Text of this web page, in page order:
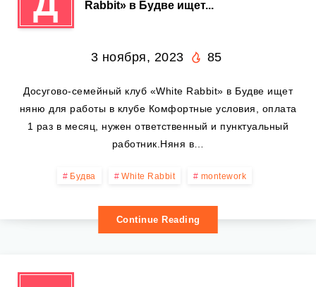
Rabbit» в Будве ищет...
3 ноября, 2023 85
Досугово-семейный клуб «White Rabbit» в Будве ищет
няню для работы в клубе Комфортные условия, оплата
1 раз в месяц, нужен ответственный и пунктуальный
работник.Няня в…
Будва White Rabbit montework
Continue Reading